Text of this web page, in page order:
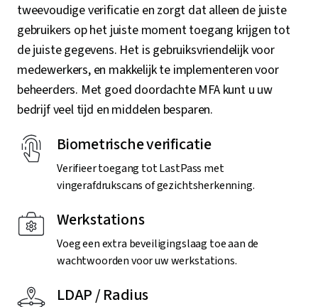
tweevoudige verificatie en zorgt dat alleen de juiste
gebruikers op het juiste moment toegang krijgen tot
de juiste gegevens. Het is gebruiksvriendelijk voor
medewerkers, en makkelijk te implementeren voor
beheerders. Met goed doordachte MFA kunt u uw
bedrijf veel tijd en middelen besparen.
Biometrische verificatie
Verifieer toegang tot LastPass met
vingerafdrukscans of gezichtsherkenning.
Werkstations
Voeg een extra beveiligingslaag toe aan de
wachtwoorden voor uw werkstations.
LDAP / Radius